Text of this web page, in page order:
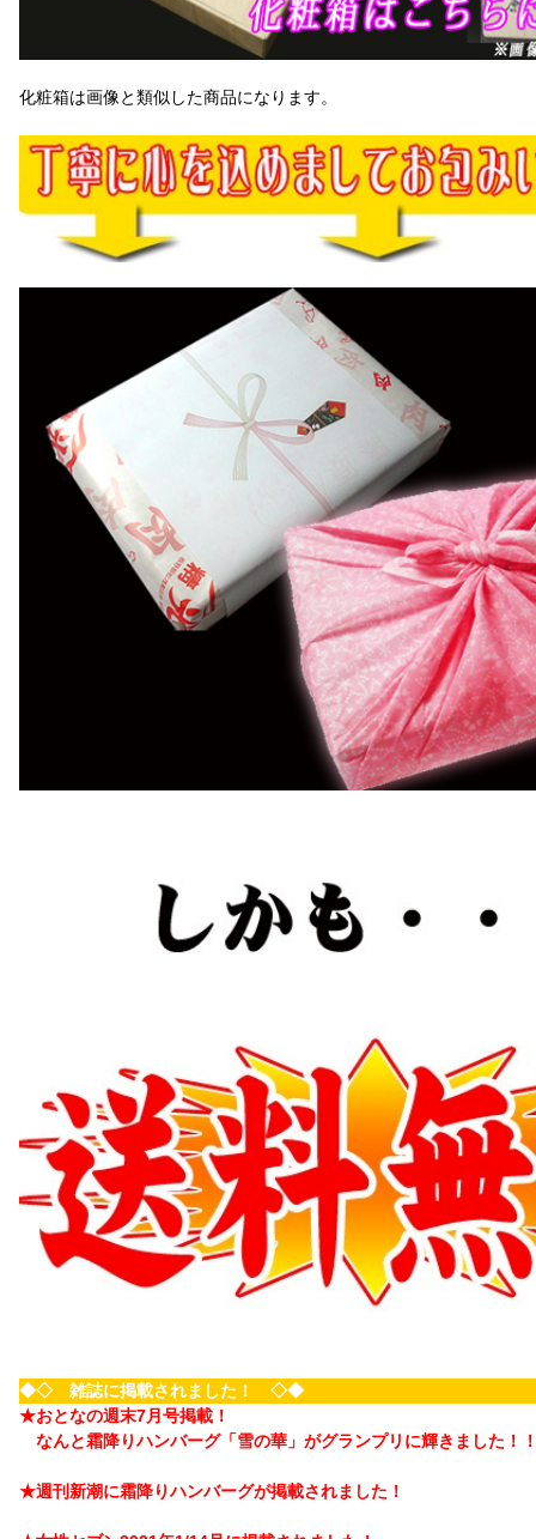
化粧箱は画像と類似した商品になります。
◆◇ 雑誌に掲載されました！ ◇◆
★おとなの週末7月号掲載！
なんと霜降りハンバーグ「雪の華」がグランプリに輝きました！
★週刊新潮に霜降りハンバーグが掲載されました！